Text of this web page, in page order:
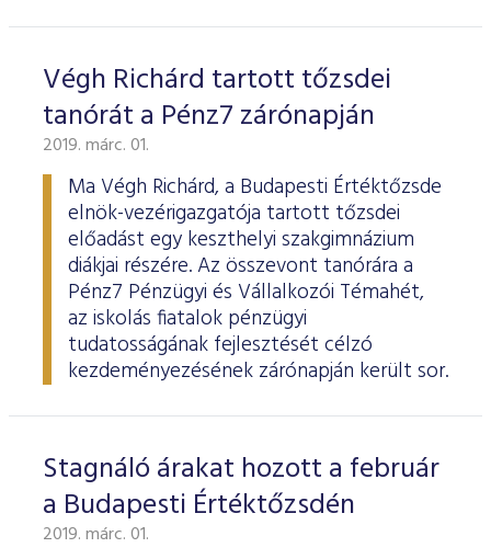
Végh Richárd tartott tőzsdei
tanórát a Pénz7 zárónapján
2019. márc. 01.
Ma Végh Richárd, a Budapesti Értéktőzsde
elnök-vezérigazgatója tartott tőzsdei
előadást egy keszthelyi szakgimnázium
diákjai részére. Az összevont tanórára a
Pénz7 Pénzügyi és Vállalkozói Témahét,
az iskolás fiatalok pénzügyi
tudatosságának fejlesztését célzó
kezdeményezésének zárónapján került sor.
Stagnáló árakat hozott a február
a Budapesti Értéktőzsdén
2019. márc. 01.